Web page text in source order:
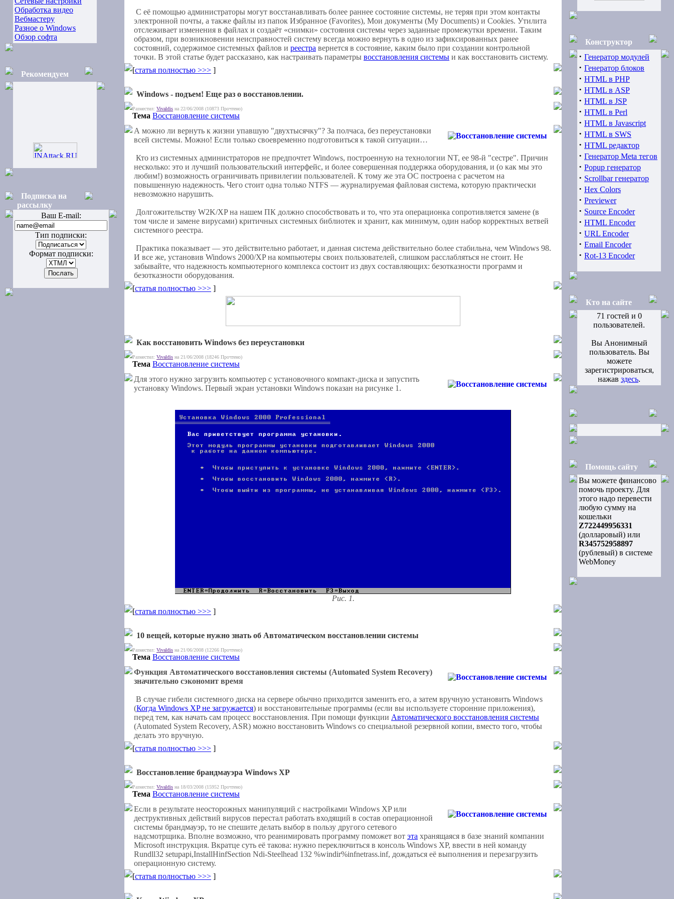
Обработка видео
Вебмастеру
Разное о Windows
Обзор софта
Рекомендуем
Подписка на
рассылку
Ваш E-mail:
Тип подписки:
Формат подписки:
С её помощью администраторы могут восстанавливать более раннее состояние системы, не теряя при этом контакты
электронной почты, а также файлы из папок Избранное (Favorites), Мои документы (My Documents) и Cookies. Утилита
отслеживает изменения в файлах и создаёт «снимки» состояния системы через заданные промежутки времени. Таким
образом, при возникновении неисправностей систему всегда можно вернуть в одно из зафиксированных ранее
состояний, содержимое системных файлов и реестра вернется в состояние, каким было при создании контрольной
точки. В этой статье будет рассказано, как настраивать параметры восстановления системы и как восстановить систему.
[статья полностью >>> ]
Windows - подъем! Еще раз о восстановлении.
Разместил: Vivaldis на 22/06/2008 (10873 Прочтено)
Тема Восстановление системы
А можно ли вернуть к жизни упавшую "двухтысячку"? За полчаса, без переустановки
всей системы. Можно! Если только своевременно подготовиться к такой ситуации…
Кто из системных администраторов не предпочтет Windows, построенную на технологии NT, ее 98-й "сестре". Причин
несколько: это и лучший пользовательский интерфейс, и более совершенная поддержка оборудования, и (о как мы это
любим!) возможность ограничивать привилегии пользователей. К тому же эта ОС построена с расчетом на
повышенную надежность. Чего стоит одна только NTFS — журналируемая файловая система, которую практически
невозможно нарушить.
Долгожительству W2K/XP на нашем ПК должно способствовать и то, что эта операционка сопротивляется замене (в
том числе и замене вирусами) критичных системных библиотек и хранит, как минимум, один набор корректных ветвей
системного реестра.
Практика показывает — это действительно работает, и данная система действительно более стабильна, чем Windows 98.
И все же, установив Windows 2000/XP на компьютеры своих пользователей, слишком расслабляться не стоит. Не
забывайте, что надежность компьютерного комплекса состоит из двух составляющих: безотказности программ и
безотказности оборудования.
[статья полностью >>> ]
Как восстановить Windows без переустановки
Разместил: Vivaldis на 21/06/2008 (18246 Прочтено)
Тема Восстановление системы
Для этого нужно загрузить компьютер с установочного компакт-диска и запустить
установку Windows. Первый экран установки Windows показан на рисунке 1.
Рис. 1.
[статья полностью >>> ]
10 вещей, которые нужно знать об Автоматическом восстановлении системы
Разместил: Vivaldis на 21/06/2008 (12266 Прочтено)
Тема Восстановление системы
Функция Автоматического восстановления системы (Automated System Recovery)
значительно сэкономит время
В случае гибели системного диска на сервере обычно приходится заменить его, а затем вручную установить Windows
(Когда Windows XP не загружается) и восстановительные программы (если вы используете сторонние приложения),
перед тем, как начать сам процесс восстановления. При помощи функции Автоматического восстановления системы
(Automated System Recovery, ASR) можно восстановить Windows со специальной резервной копии, вместо того, чтобы
делать это вручную.
[статья полностью >>> ]
Восстановление брандмауэра Windows XP
Разместил: Vivaldis на 18/03/2008 (15952 Прочтено)
Тема Восстановление системы
Если в результате неосторожных манипуляций с настройками Windows XP или
деструктивных действий вирусов перестал работать входящий в состав операционной
системы брандмауэр, то не спешите делать выбор в пользу другого сетевого
надсмотрщика. Вполне возможно, что реанимировать программу поможет вот эта хранящаяся в базе знаний компании
Microsoft инструкция. Вкратце суть её такова: нужно переключиться в консоль Windows XP, ввести в ней команду
Rundll32 setupapi,InstallHinfSection Ndi-Steelhead 132 %windir%infnetrass.inf, дождаться её выполнения и перезагрузить
операционную систему.
[статья полностью >>> ]
Справочник "Bios
Setup по русски"
[Хитов: 7354]
2:Ремонтируем
Windows XP
[Хитов: 6114]
. 3:Коды и
диагностические
сообщения POST BIOS
[Хитов: 5625]
. 4:Полезные советы
по работе с
компьютером
[Хитов: 4867]
5:Команды DOS
[Хитов: 4641]
. 6:Программы и
файлы Windows
[Хитов: 4318]
.7:Windows XP FAQ
8:
Иллюстрированный
самоучитель по
Microsoft Office XP
[Хитов: 3850]
Подборка из 6
учебников по Microsoft
Office
[Хитов: 3604]
[Хитов: 3494]
Конструктор
· Генератор модулей
· Генератор блоков
· HTML в PHP
· HTML в ASP
· HTML в JSP
· HTML в Perl
· HTML в Javascript
· HTML в SWS
· HTML редактор
· Генератор Meta тегов
· Popup генератор
· Scrollbar генератор
· Hex Colors
· Previewer
· Source Encoder
· HTML Encoder
· URL Encoder
· Email Encoder
· Rot-13 Encoder
Кто на сайте
71 гостей и 0
пользователей.
Вы Анонимный
пользователь. Вы
можете
зарегистрироваться,
нажав здесь.
Помощь сайту
Вы можете финансово
помочь проекту. Для
этого надо перевести
любую сумму на
кошельки
Z722449956331
(долларовый) или
R345752958897
(рублевый) в системе
WebMoney